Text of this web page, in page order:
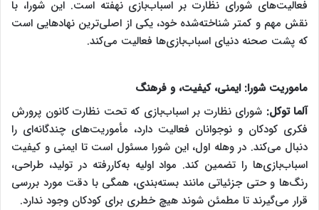
فعالیت‌های شورای نظارت بر اسباب‌بازی نهفته است. این شورا، با
نقش مهم و کمتر شناخته‌شده خود، یکی از اصلی‌ترین نهادهایی است
که پشت صحنه دنیای اسباب‌بازی‌ها فعالیت می‌کند.
ماموریت شورا: ایمنی، کیفیت، و فرهنگ
آلما توکل: شورای نظارت بر اسباب‌بازی که تحت نظارت کانون پرورش
فکری کودکان و نوجوانان فعالیت دارد، مأموریت‌های چندگانه‌ای را
دنبال می‌کند. در وهله اول، این شورا مسئول است تا ایمنی و کیفیت
اسباب‌بازی‌ها را تضمین کند. مواد اولیه به‌کاررفته در تولید، طراحی،
رنگ‌ها و حتی جزئیاتی مانند بسته‌بندی، همگی با دقت مورد بررسی
قرار می‌گیرند تا مطمئن شوند هیچ خطری برای کودکان وجود ندارد.